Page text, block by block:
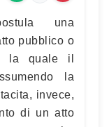
una
pubblico o
la quale il
la
invece,
di un atto